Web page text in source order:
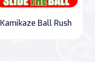
Kamikaze Ball Rush